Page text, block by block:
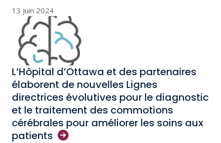
13 juin 2024
L’Hôpital d’Ottawa et des partenaires
élaborent de nouvelles Lignes
directrices évolutives pour le diagnostic
et le traitement des commotions
cérébrales pour améliorer les soins aux
patients